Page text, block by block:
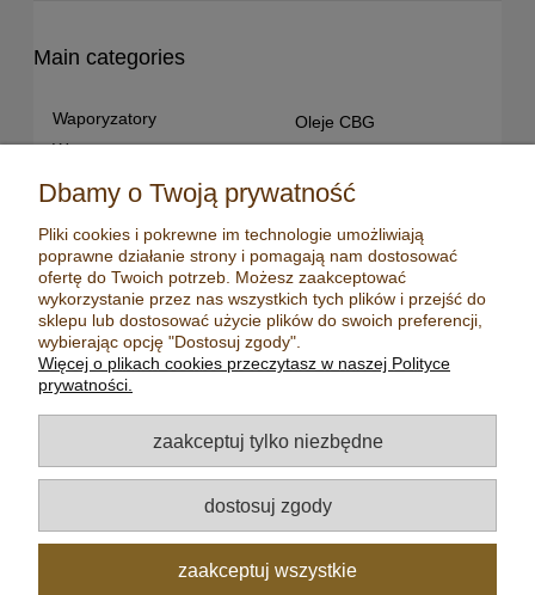
Main categories
Waporyzatory
Waporyzatory
Waporyzatory manualne
Waporyzatory
stacjonarne
Premium vaporizers
Waporyzatory
konwekcyjne
Zestawy z
waporyzatorem
Oleje CBD 5%
Oleje CBG
Susz konopny
CBD dla zwierząt
Młynki/ Grindery
Zapalniczki
Maści konopne
Mydła konopne
Aromatyzery
Olejki eteryczne
Herbaty
Dbamy o Twoją prywatność
Pliki cookies i pokrewne im technologie umożliwiają
poprawne działanie strony i pomagają nam dostosować
ofertę do Twoich potrzeb. Możesz zaakceptować
wykorzystanie przez nas wszystkich tych plików i przejść do
sklepu lub dostosować użycie plików do swoich preferencji,
wybierając opcję "Dostosuj zgody".
Więcej o plikach cookies przeczytasz w naszej Polityce
prywatności.
zaakceptuj tylko niezbędne
dostosuj zgody
zaakceptuj wszystkie